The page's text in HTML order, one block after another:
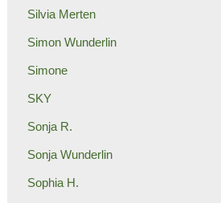
Silvia Merten
Simon Wunderlin
Simone
SKY
Sonja R.
Sonja Wunderlin
Sophia H.